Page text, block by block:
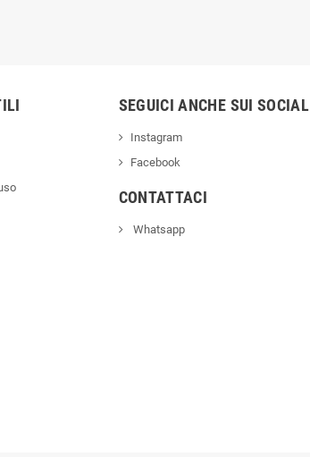
SEGUICI ANCHE SUI SOCIAL
Instagram
Facebook
CONTATTACI
Whatsapp